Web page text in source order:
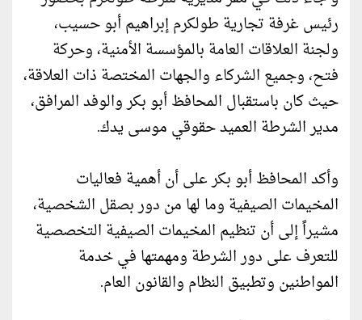
رئيس غرفة تجارية طولكرم إبراهيم أبو حسيب،
ولجنة العلاقات العامة بالمؤسسة الأمنية، وحركة
فتح، وجميع الشركاء والجهات المختصة ذات العلاقة،
حيث كان باستقبال المحافظ أبو بكر والوفد المرافق،
مدير الشرطة العميد حقوقي موسى يدك.
وأكد المحافظ أبو بكر على أن أهمية فعاليات
المخيمات الصيفية وما لها من دور بصقل الشخصية،
مشيراً إلى أن تنظيم المخيمات الصيفية التخصصية
للتعرف على دور الشرطة ومهمتها في خدمة
المواطنين وتطبيق النظام والقانون العام.